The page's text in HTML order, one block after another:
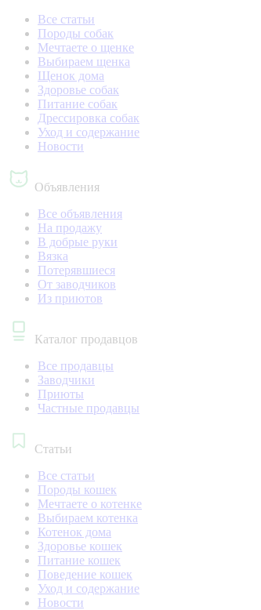
Все статьи
Породы собак
Мечтаете о щенке
Выбираем щенка
Щенок дома
Здоровье собак
Питание собак
Дрессировка собак
Уход и содержание
Новости
Объявления
Все объявления
На продажу
В добрые руки
Вязка
Потерявшиеся
От заводчиков
Из приютов
Каталог продавцов
Все продавцы
Заводчики
Приюты
Частные продавцы
Статьи
Все статьи
Породы кошек
Мечтаете о котенке
Выбираем котенка
Котенок дома
Здоровье кошек
Питание кошек
Поведение кошек
Уход и содержание
Новости